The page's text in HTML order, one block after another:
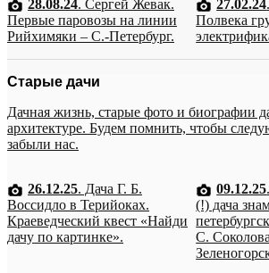
28.08.24. Сергей Жевак.
Первые паровозы на линии
Рийхимяки – С.-Петербург.
27.02.24
Полвека
Старые дачи
Дачная жизнь, старые фото и биографии
архитектуре. Будем помнить, чтобы
забыли нас.
26.12.25. Дача Г. Б.
Воссидло в Терийоках.
Краеведческий квест «Найди
дачу по картинке».
09.12.25
(!) дача
С.